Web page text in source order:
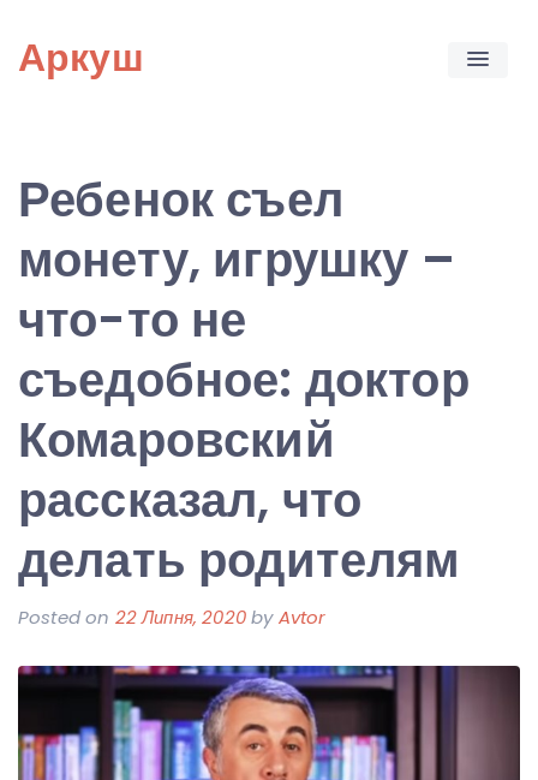
content
Аркуш
Ребенок съел
монету, игрушку –
что-то не
съедобное: доктор
Комаровский
рассказал, что
делать родителям
Posted on 22 Липня, 2020byAvtor